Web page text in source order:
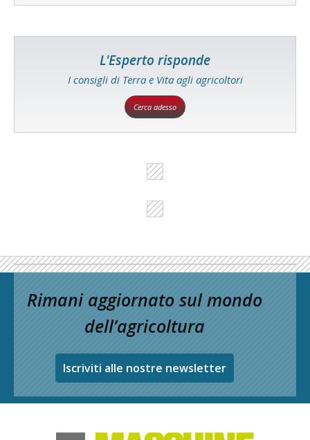
L'Esperto risponde
I consigli di Terra e Vita agli agricoltori
Cerca adesso
Rimani aggiornato sul mondo
dell’agricoltura
Iscriviti alle nostre newsletter